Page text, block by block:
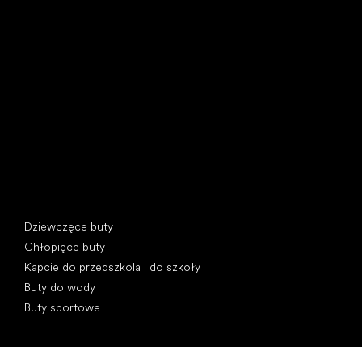
Dziewczęce buty
Chłopięce buty
Kapcie do przedszkola i do szkoły
Buty do wody
Buty sportowe